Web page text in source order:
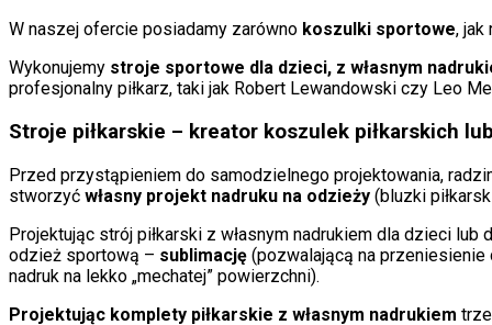
W naszej ofercie posiadamy zarówno koszulki sportowe, jak
Wykonujemy stroje sportowe dla dzieci, z własnym
profesjonalny piłkarz, taki jak Robert Lewandowski czy Leo
Stroje piłkarskie – kreator koszulek piłkarskich
Przed przystąpieniem do samodzielnego projektowania,
stworzyć własny projekt nadruku na odzieży (bluzki
Projektując strój piłkarski z własnym nadrukiem dla dzieci
odzież sportową – sublimację (pozwalającą na
nadruk na lekko „mechatej” powierzchni).
Projektując komplety piłkarskie z własnym nadrukiem